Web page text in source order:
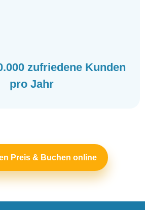
zufriedene Kunden
pro Jahr
Preis & Buchen online